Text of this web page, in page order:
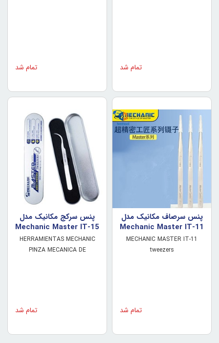
تمام شد تمام شد
پنس سرصاف مکانيک مدل
Mechanic Master IT-11
MECHANIC MASTER IT-11
tweezers
تمام شد
پنس سرکج مکانيک مدل
Mechanic Master IT-15
HERRAMIENTAS MECHANIC
PINZA MECANICA DE
تمام شد